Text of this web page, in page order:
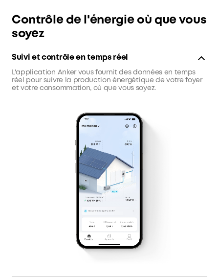
Contrôle de l'énergie où que vous
soyez
Suivi et contrôle en temps réel
L'application Anker vous fournit des données en temps
réel pour suivre la production énergétique de votre foyer
et votre consommation, où que vous soyez.